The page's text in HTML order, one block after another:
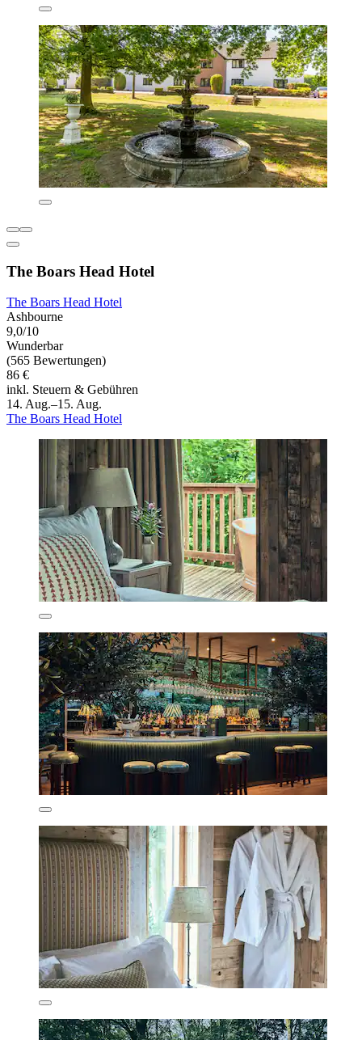
The Boars Head Hotel
The Boars Head Hotel
Ashbourne
9,0/10
Wunderbar
(565 Bewertungen)
86 €
inkl. Steuern & Gebühren
14. Aug.–15. Aug.
The Boars Head Hotel